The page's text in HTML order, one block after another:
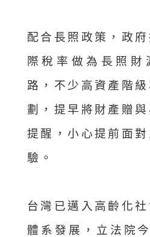
配合長照政策，政
際稅率做為長照財
路，不少高資產階
劃，提早將財產贈
提醒，小心提前面
驗。
台灣已邁入高齡化
體系發展，立法院